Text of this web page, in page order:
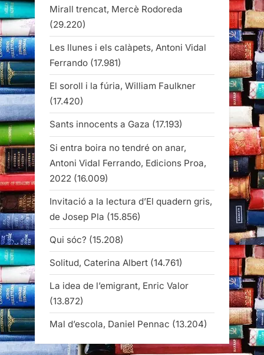
Mirall trencat, Mercè Rodoreda
(29.220)
Les llunes i els calàpets, Antoni Vidal
Ferrando (17.981)
El soroll i la fúria, William Faulkner
(17.420)
Sants innocents a Gaza (17.193)
Si entra boira no tendré on anar,
Antoni Vidal Ferrando, Edicions Proa,
2022 (16.009)
Invitació a la lectura d’El quadern gris,
de Josep Pla (15.856)
Qui sóc? (15.208)
Solitud, Caterina Albert (14.761)
La idea de l’emigrant, Enric Valor
(13.872)
Mal d’escola, Daniel Pennac (13.204)